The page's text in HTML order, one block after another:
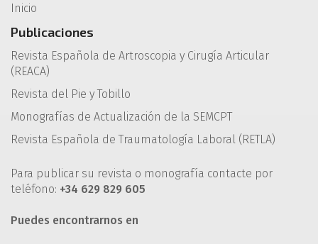
Inicio
Publicaciones
Revista Española de Artroscopia y Cirugía Articular
(REACA)
Revista del Pie y Tobillo
Monografías de Actualización de la SEMCPT
Revista Española de Traumatología Laboral (RETLA)
Para publicar su revista o monografía contacte por
teléfono: +34 629 829 605
Puedes encontrarnos en